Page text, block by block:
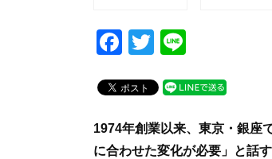
F
c
e
b
T
tt
er
e
1974年創業以来、東京・銀座
に合わせた変化が必要」と話